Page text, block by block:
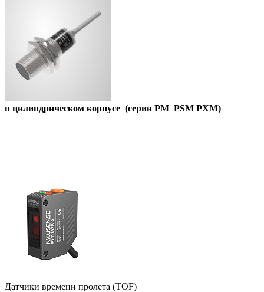
в цилиндрическом корпусе (серии PM PSM PXM)
Датчики времени пролета (TOF)